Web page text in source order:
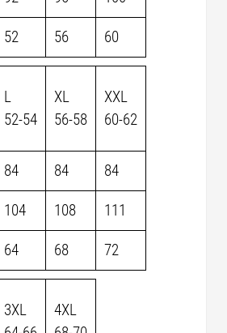
52 56 60
L
52-54
XL
56-58
XXL
60-62
84 84 84
104 108 111
64 68 72
3XL
4XL